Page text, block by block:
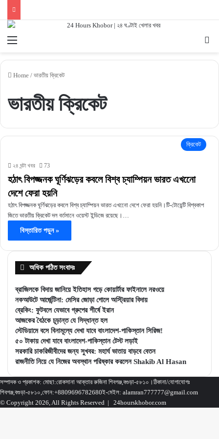
Menu
Home / ভারতীয় ক্রিকেট
ভারতীয় ক্রিকেট
ক্রিকেট
২৪ ঘন্টা খবর 73
হঠাৎ বিপজ্জনক ঘূর্ণিঝড়ের কবলে বিশ্ব চ্যাম্পিয়ন ভারত এখনেো
দেশে ফেরা হয়নি
হঠাৎ বিপজ্জনক ঘূর্ণিঝড়ের কবলে বিশ্ব চ্যাম্পিয়ন ভারত এখনেো দেশে ফেরা হয়নি।টি-টোয়েন্টি বিশ্বকাপ
জিতে ভারতীয় ক্রিকেট দল বর্তমানে ওয়েস্ট ইন্ডিজে রয়েছে।…
বিস্তারিত পড়ুন »
অধিক পঠিত সংবাদঃ
ব্রাজিলকে বিদায় জানিয়ে ইতিহাস গড়ে কোয়ার্টার ফাইনালে নরওয়ে
নকআউটে আর্জেন্টিনা: মেসির জোড়া গোলে অস্ট্রিয়ার বিদায়
ব্রেকিং: ফুটবলে যেভাবে গ্রুপের শীর্ষে ইরান
আজকের বৈঠকে চূড়ান্ত যে সিদ্ধান্ত হল
স্টেডিয়ামে বসে বিনামূল্যে দেখা যাবে বাংলাদেশ-পাকিস্তান সিরিজ!
৫০ টাকায় দেখা যাবে বাংলাদেশ-পাকিস্তান টেস্ট লড়াই
সরকারি চাকরিজীবীদের জন্য সুখবর: মহার্ঘ ভাতায় বাড়বে বেতন
রাজনীতি নিয়ে যে নিজের অবস্থান পরিষ্কার করলেন Shakib Al Hasan
সম্পাদক ও প্রকাশক: মোছা:রোকসানা আক্তার রুজিনা শিবগঞ্জ,বগুড়া-৫৮১০।ঠিকানা/যোগাযোগঃ
শিবগঞ্জ,বগুড়া-৫৮১০,ফোন:+8809696782680ই-মেইল: alamran777777@gmail.com
© Copyright 2026, All Rights Reserved |
24hourskhobor.com